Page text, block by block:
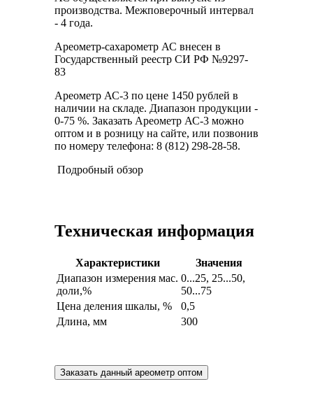
производства. Межповерочный интервал
- 4 года.
Ареометр-сахарометр АС внесен в
Государственный реестр СИ РФ №9297-
83
Ареометр АС-3 по цене 1450 рублей в
наличии на складе. Диапазон продукции -
0-75 %. Заказать Ареометр АС-3 можно
оптом и в розницу на сайте, или позвонив
по номеру телефона: 8 (812) 298-28-58.
Подробный обзор
Техническая информация
Характеристики
Значения
Диапазон измерения мас.
доли,%
0...25, 25...50,
50...75
Цена деления шкалы, %
0,5
Длина, мм
300
Заказать данный ареометр оптом